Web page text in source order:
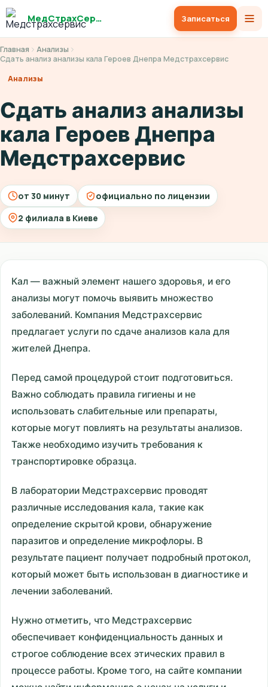
МедСтрахСервис Записаться
Главная
Анализы
Сдать анализ анализы кала Героев Днепра Медстрахсервис
Анализы
Сдать анализ анализы
кала Героев Днепра
Медстрахсервис
от 30 минут
официально по лицензии
2 филиала в Киеве
Кал — важный элемент нашего здоровья, и его
анализы могут помочь выявить множество
заболеваний. Компания Медстрахсервис
предлагает услуги по сдаче анализов кала для
жителей Днепра.
Перед самой процедурой стоит подготовиться.
Важно соблюдать правила гигиены и не
использовать слабительные или препараты,
которые могут повлиять на результаты анализов.
Также необходимо изучить требования к
транспортировке образца.
В лаборатории Медстрахсервис проводят
различные исследования кала, такие как
определение скрытой крови, обнаружение
паразитов и определение микрофлоры. В
результате пациент получает подробный протокол,
который может быть использован в диагностике и
лечении заболеваний.
Нужно отметить, что Медстрахсервис
обеспечивает конфиденциальность данных и
строгое соблюдение всех этических правил в
процессе работы. Кроме того, на сайте компании